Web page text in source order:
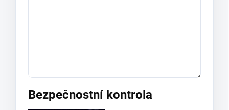
Bezpečnostní kontrola